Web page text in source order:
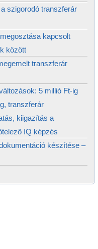
szigorodó transzferár
kapcsolt
között
transzferár
5 millió Ft-ig
transzferár
kiigazítás a
IQ képzés
készítése –